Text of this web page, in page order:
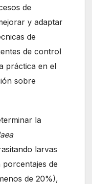
de
y adaptar
de
de control
práctica en el
sobre
la
larvas
de
de 20%),